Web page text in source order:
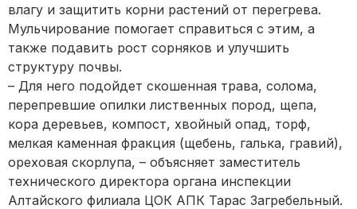
влагу и защитить корни растений от перегрева.
Мульчирование помогает справиться с этим, а
также подавить рост сорняков и улучшить
структуру почвы.
– Для него подойдет скошенная трава, солома,
перепревшие опилки лиственных пород, щепа,
кора деревьев, компост, хвойный опад, торф,
мелкая каменная фракция (щебень, галька, гравий),
ореховая скорлупа, – объясняет заместитель
технического директора органа инспекции
Алтайского филиала ЦОК АПК Тарас Загребельный.